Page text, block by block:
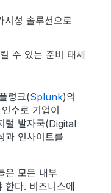
시성 솔루션으로
수 있는 준비 태세
렁크(Splunk)의
수로 기업이
털 발자국(Digital
인사이트를
은 모든 내부
다. 비즈니스에